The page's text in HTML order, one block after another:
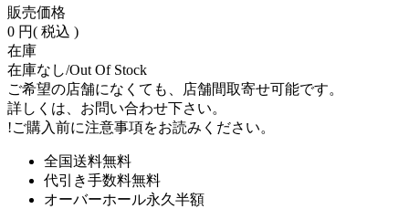
販売価格
0 円( 税込 )
在庫
在庫なし/Out Of Stock
ご希望の店舗になくても、店舗間取寄せ可能です。
詳しくは、お問い合わせ下さい。
!ご購入前に注意事項をお読みください。
全国送料無料
代引き手数料無料
オーバーホール永久半額